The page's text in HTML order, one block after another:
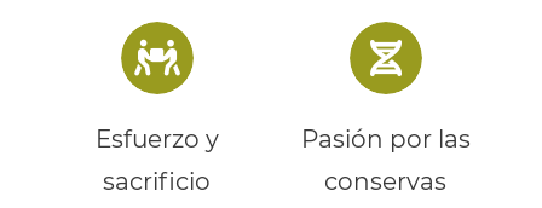
Esfuerzo y
sacrificio
Pasión por las
conservas